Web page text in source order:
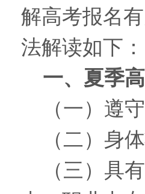
解高考报名
法解读如下：
一、夏季
（一）遵
（二）身
（三）具